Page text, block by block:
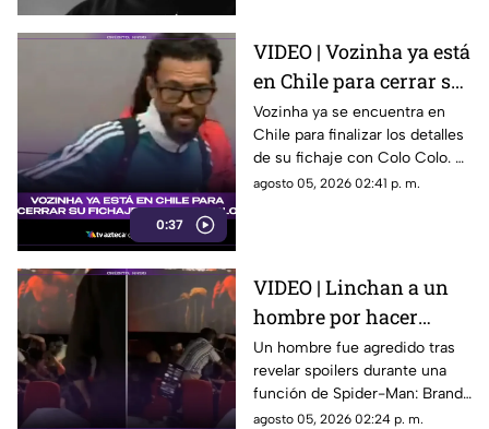
0:37
VIDEO | Vozinha ya está
en Chile para cerrar su
fichaje con Colo Colo
Vozinha ya se encuentra en
Chile para finalizar los detalles
de su fichaje con Colo Colo. El
momento fue captado en
agosto 05, 2026 02:41 p. m.
VIDEO | Linchan a un
hombre por hacer
spoilers durante la
función de Spider-Man:
Brand New Day
Un hombre fue agredido tras
revelar spoilers durante una
función de Spider-Man: Brand
New Day. El momento quedó
agosto 05, 2026 02:24 p. m.